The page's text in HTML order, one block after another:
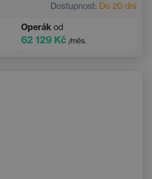
Dostupnost: Do 20 dní
Operák od
62 129 Kč /měs.